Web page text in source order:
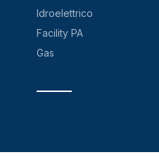
Idroelettrico
Facility PA
Gas